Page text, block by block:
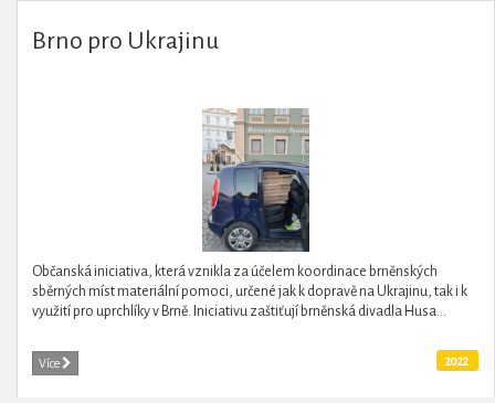
Brno pro Ukrajinu
Občanská iniciativa, která vznikla za účelem koordinace brněnských
sběrných míst materiální pomoci, určené jak k dopravě na Ukrajinu, tak i k
využití pro uprchlíky v Brně. Iniciativu zaštiťují brněnská divadla Husa...
Více 2022